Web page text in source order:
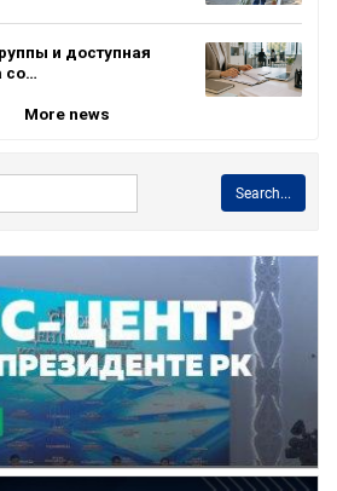
и доступная
со…
More news
Search...